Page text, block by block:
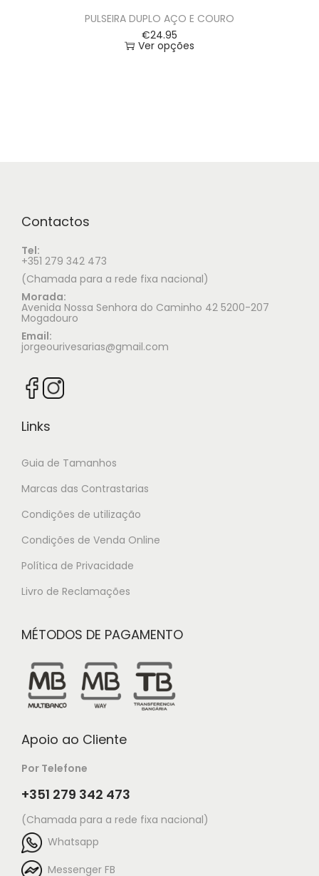
PULSEIRA DUPLO AÇO E COURO
€24.95
Ver opções
Contactos
Tel:
+351 279 342 473
(Chamada para a rede fixa nacional)
Morada:
Avenida Nossa Senhora do Caminho 42 5200-207
Mogadouro
Email:
jorgeourivesarias@gmail.com
Links
Guia de Tamanhos
Marcas das Contrastarias
Condições de utilização
Condições de Venda Online
Política de Privacidade
Livro de Reclamações
MÉTODOS DE PAGAMENTO
Apoio ao Cliente
Por Telefone
+351 279 342 473
(Chamada para a rede fixa nacional)
Whatsapp
Messenger FB